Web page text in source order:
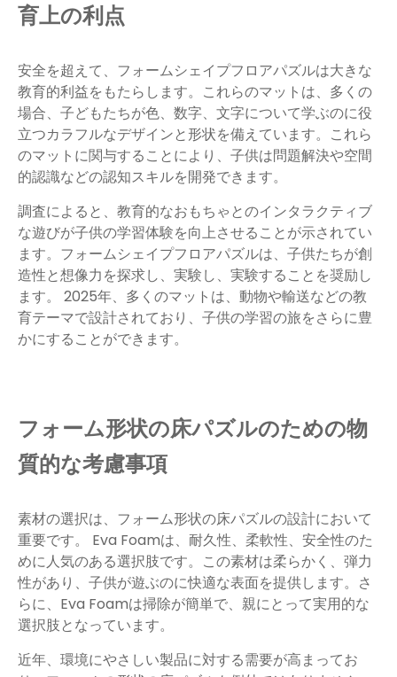
育上の利点
安全を超えて、フォームシェイプフロアパズルは大きな
教育的利益をもたらします。これらのマットは、多くの
場合、子どもたちが色、数字、文字について学ぶのに役
立つカラフルなデザインと形状を備えています。これら
のマットに関与することにより、子供は問題解決や空間
的認識などの認知スキルを開発できます。
調査によると、教育的なおもちゃとのインタラクティブ
な遊びが子供の学習体験を向上させることが示されてい
ます。フォームシェイプフロアパズルは、子供たちが創
造性と想像力を探求し、実験し、実験することを奨励し
ます。 2025年、多くのマットは、動物や輸送などの教
育テーマで設計されており、子供の学習の旅をさらに豊
かにすることができます。
フォーム形状の床パズルのための物
質的な考慮事項
素材の選択は、フォーム形状の床パズルの設計において
重要です。 Eva Foamは、耐久性、柔軟性、安全性のた
めに人気のある選択肢です。この素材は柔らかく、弾力
性があり、子供が遊ぶのに快適な表面を提供します。さ
らに、Eva Foamは掃除が簡単で、親にとって実用的な
選択肢となっています。
近年、環境にやさしい製品に対する需要が高まってお